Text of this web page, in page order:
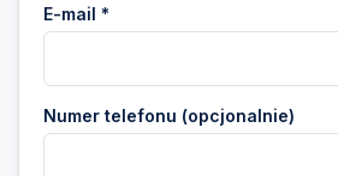
E-mail *
Numer telefonu (opcjonalnie)